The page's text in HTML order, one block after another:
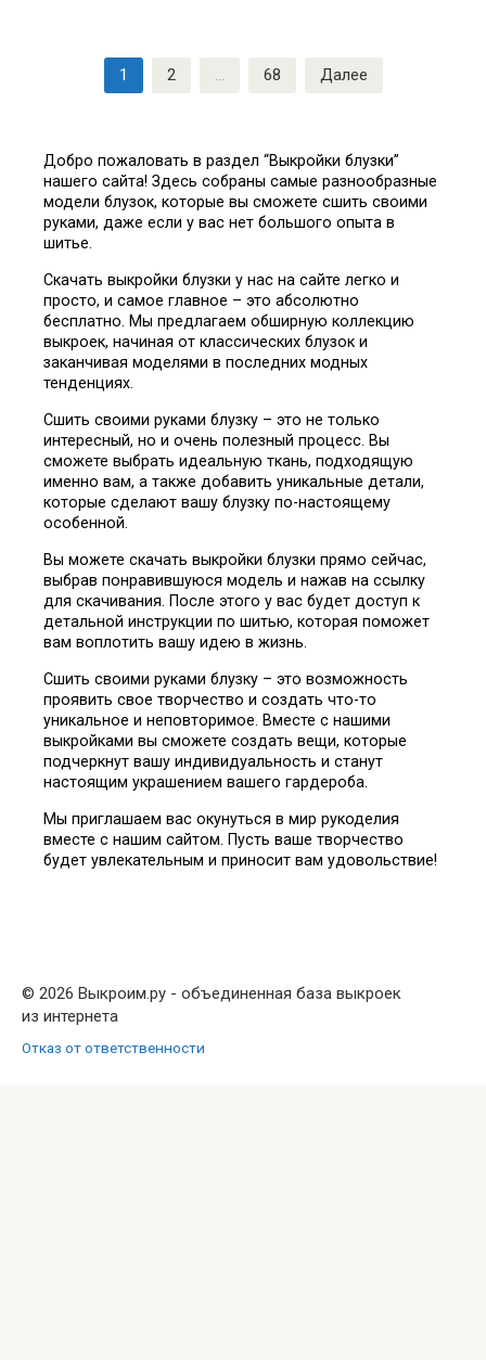
1 2 … 68 Далее
Добро пожаловать в раздел “Выкройки блузки”
нашего сайта! Здесь собраны самые разнообразные
модели блузок, которые вы сможете сшить своими
руками, даже если у вас нет большого опыта в
шитье.
Скачать выкройки блузки у нас на сайте легко и
просто, и самое главное – это абсолютно
бесплатно. Мы предлагаем обширную коллекцию
выкроек, начиная от классических блузок и
заканчивая моделями в последних модных
тенденциях.
Сшить своими руками блузку – это не только
интересный, но и очень полезный процесс. Вы
сможете выбрать идеальную ткань, подходящую
именно вам, а также добавить уникальные детали,
которые сделают вашу блузку по-настоящему
особенной.
Вы можете скачать выкройки блузки прямо сейчас,
выбрав понравившуюся модель и нажав на ссылку
для скачивания. После этого у вас будет доступ к
детальной инструкции по шитью, которая поможет
вам воплотить вашу идею в жизнь.
Сшить своими руками блузку – это возможность
проявить свое творчество и создать что-то
уникальное и неповторимое. Вместе с нашими
выкройками вы сможете создать вещи, которые
подчеркнут вашу индивидуальность и станут
настоящим украшением вашего гардероба.
Мы приглашаем вас окунуться в мир рукоделия
вместе с нашим сайтом. Пусть ваше творчество
будет увлекательным и приносит вам удовольствие!
© 2026 Выкроим.ру - объединенная база выкроек
из интернета
Отказ от ответственности